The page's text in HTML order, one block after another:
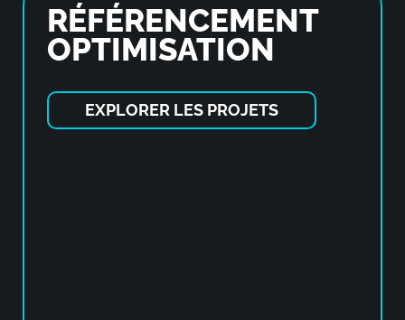
RÉFÉRENCEMENT
OPTIMISATION
EXPLORER LES PROJETS